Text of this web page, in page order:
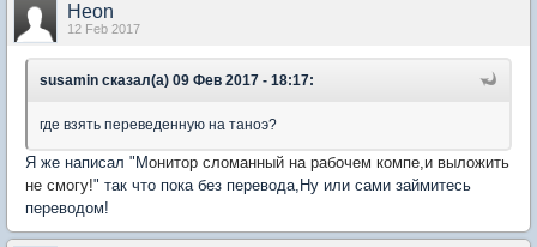
Heon
12 Feb 2017
susamin сказал(а) 09 Фев 2017 - 18:17:
где взять переведенную на таноэ?
Я же написал "Монитор сломанный на рабочем компе,и выложить
не смогу!" так что пока без перевода,Ну или сами займитесь
переводом!